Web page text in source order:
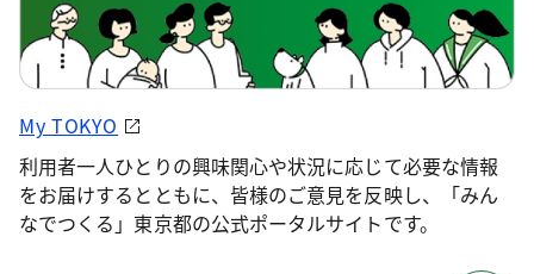
My TOKYO
利用者一人ひとりの興味関心や状況に応じて必要な情報
をお届けするとともに、皆様のご意見を反映し、「みん
なでつくる」東京都の公式ポータルサイトです。